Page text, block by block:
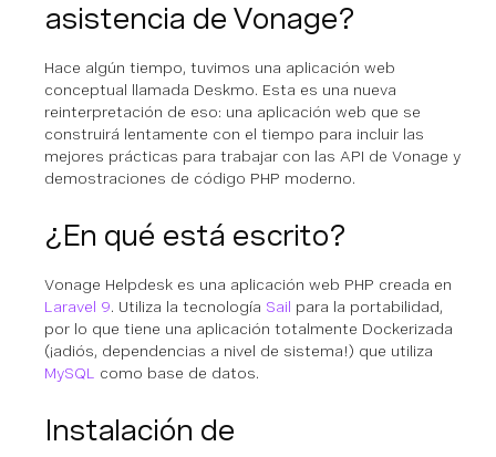
asistencia de Vonage?
Hace algún tiempo, tuvimos una aplicación web
conceptual llamada Deskmo. Esta es una nueva
reinterpretación de eso: una aplicación web que se
construirá lentamente con el tiempo para incluir las
mejores prácticas para trabajar con las API de Vonage y
demostraciones de código PHP moderno.
¿En qué está escrito?
Vonage Helpdesk es una aplicación web PHP creada en
Laravel 9. Utiliza la tecnología Sail para la portabilidad,
por lo que tiene una aplicación totalmente Dockerizada
(¡adiós, dependencias a nivel de sistema!) que utiliza
MySQL
como base de datos.
Instalación de